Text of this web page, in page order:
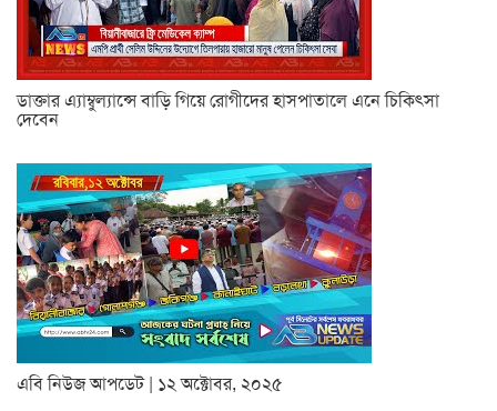
ডাক্তার এ্যাম্বুল্যান্সে বাড়ি গিয়ে রোগীদের হাসপাতালে এনে চিকিৎসা
দেবেন
এবি নিউজ আপডেট | ১২ অক্টোবর, ২০২৫